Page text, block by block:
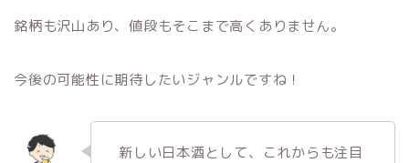
味しさそのまま！産地で水揚げされたままの鮮度のお魚や作り立
台1-32-5 Kビルディング1F
銘柄も沢山あり、値段もそこまで高くありません。
今後の可能性に期待したいジャンルですね！
新しい日本酒として、これからも注目